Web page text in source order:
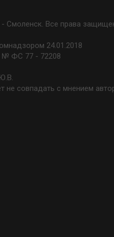
- Смоленск. Все права
24.01.2018
№ ФС 77 - 72208
не совпадать с мнением